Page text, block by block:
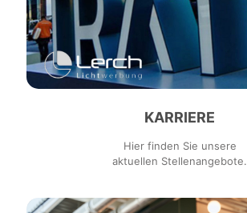
KARRIERE
Hier finden Sie unsere
aktuellen Stellenangebote.